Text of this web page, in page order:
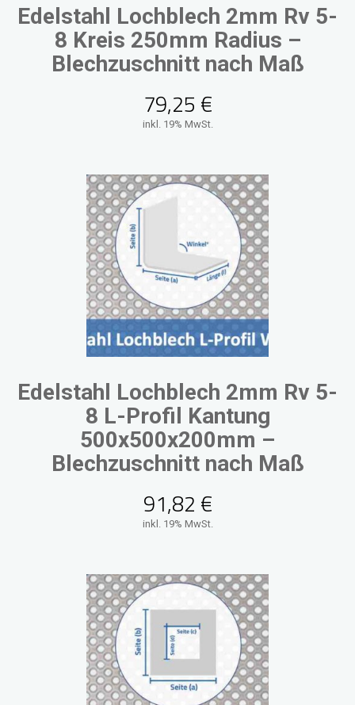
Edelstahl Lochblech 2mm Rv 5-
8 Kreis 250mm Radius –
Blechzuschnitt nach Maß
79,25 €
inkl. 19% MwSt.
Edelstahl Lochblech 2mm Rv 5-
8 L-Profil Kantung
500x500x200mm –
Blechzuschnitt nach Maß
91,82 €
inkl. 19% MwSt.